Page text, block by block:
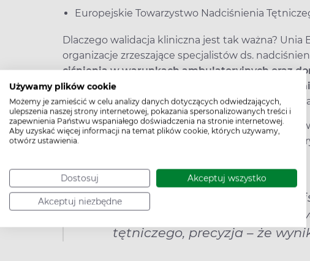
Używamy plików cookie
Możemy je zamieścić w celu analizy danych dotyczących odwiedzających,
ulepszenia naszej strony internetowej, pokazania spersonalizowanych treści i
zapewnienia Państwu wspaniałego doświadczenia na stronie internetowej.
Aby uzyskać więcej informacji na temat plików cookie, których używamy,
otwórz ustawienia.
Dostosuj Akceptuj wszystko
Akceptuj niezbędne
Europejskie Towarzystwo Nadciśnienia
Dlaczego walidacja kliniczna jest tak ważna? Unia
organizacje zrzeszające specjalistów ds.
ciśnienia w warunkach ambulatoryjnych oraz
których wiarygodność została potwierdzona w
przeprowadzanych wg. specjalnych protokołów
Ciśnieniomierze spełniające wymogi protokołów
wyniki pomiarów wykonane za ich pomocą za
Wiarygodność w przypadku
pomiary odzwierciedlają
tętniczego, precyzja – że